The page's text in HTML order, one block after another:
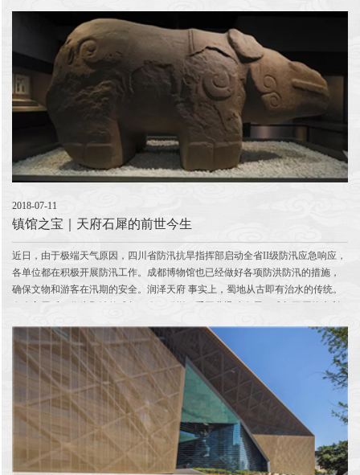
2018-07-11
镇馆之宝｜天府石犀的前世今生
近日，由于极端天气原因，四川省防汛抗旱指挥部启动全省II级防汛应急响应，
各单位都在积极开展防汛工作。成都博物馆也已经做好各项防洪防汛的措施，
确保文物和游客在汛期的安全。润泽天府 事实上，蜀地从古即有治水的传统。
秦人入蜀后，作为郡治的成都，人口猛增，手工业迅速发展，成都平原的水利